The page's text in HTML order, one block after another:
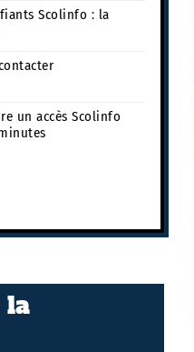
Scolinfo : la
un accès Scolinfo
la